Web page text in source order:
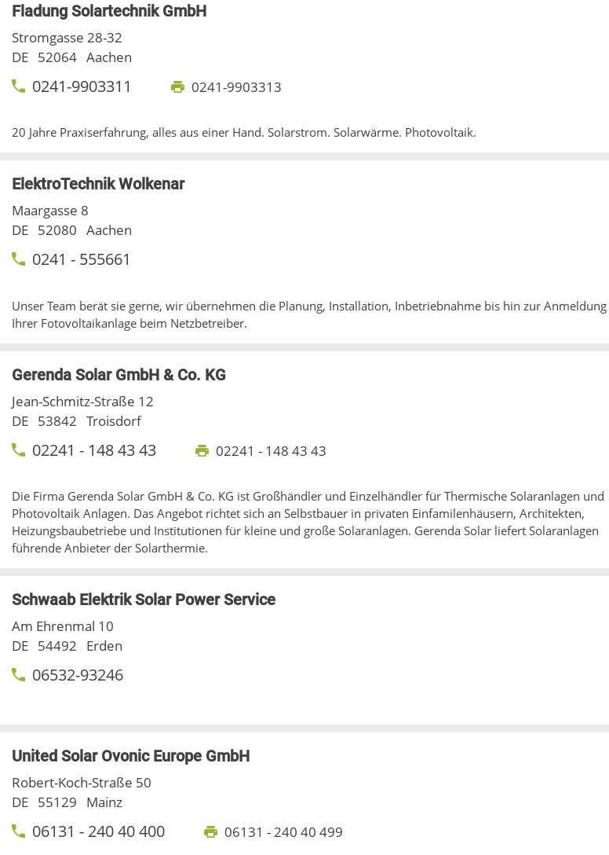
Fladung Solartechnik GmbH
Stromgasse 28-32
DE 52064 Aachen
0241-9903311 0241-9903313
20 Jahre Praxiserfahrung, alles aus einer Hand. Solarstrom. Solarwärme. Photovoltaik.
ElektroTechnik Wolkenar
Maargasse 8
DE 52080 Aachen
0241 - 555661
Unser Team berät sie gerne, wir übernehmen die Planung, Installation, Inbetriebnahme bis hin zur Anmeldung
Ihrer Fotovoltaikanlage beim Netzbetreiber.
Gerenda Solar GmbH & Co. KG
Jean-Schmitz-Straße 12
DE 53842 Troisdorf
02241 - 148 43 43 02241 - 148 43 43
Die Firma Gerenda Solar GmbH & Co. KG ist Großhändler und Einzelhändler für Thermische Solaranlagen und
Photovoltaik Anlagen. Das Angebot richtet sich an Selbstbauer in privaten Einfamilenhäusern, Architekten,
Heizungsbaubetriebe und Institutionen für kleine und große Solaranlagen. Gerenda Solar liefert Solaranlagen
führende Anbieter der Solarthermie.
Schwaab Elektrik Solar Power Service
Am Ehrenmal 10
DE 54492 Erden
06532-93246
United Solar Ovonic Europe GmbH
Robert-Koch-Straße 50
DE 55129 Mainz
06131 - 240 40 400 06131 - 240 40 499